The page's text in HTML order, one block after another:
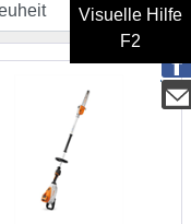
Visuelle Hilfe
F2